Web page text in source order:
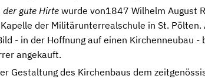
der gute Hirte wurde von1847 Wilhelm August
der Militärunterrealschule in St. Pölten.
- in der Hoffnung auf einen Kirchenneubau
angekauft.
Gestaltung des Kirchenbaus dem